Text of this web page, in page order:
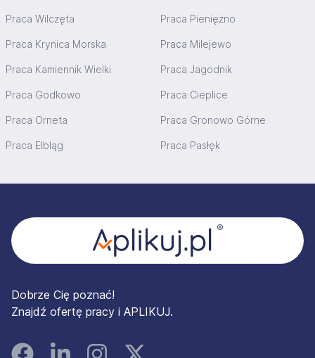
Praca Wilczęta Praca Pieniężno
Praca Krynica Morska Praca Milejewo
Praca Kamiennik Wielki Praca Jagodnik
Praca Godkowo Praca Cieplice
Praca Orneta Praca Gronowo Górne
Praca Elbląg Praca Pasłęk
Dobrze Cię poznać!
Znajdź ofertę pracy i APLIKUJ.
FacebookLinked InInstagramInstagram